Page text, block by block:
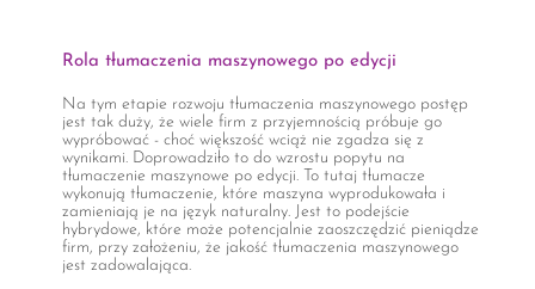
Rola tłumaczenia maszynowego po edycji
Na tym etapie rozwoju tłumaczenia maszynowego postęp
jest tak duży, że wiele firm z przyjemnością próbuje go
wypróbować - choć większość wciąż nie zgadza się z
wynikami. Doprowadziło to do wzrostu popytu na
tłumaczenie maszynowe po edycji. To tutaj tłumacze
wykonują tłumaczenie, które maszyna wyprodukowała i
zamieniają je na język naturalny. Jest to podejście
hybrydowe, które może potencjalnie zaoszczędzić pieniądze
firm, przy założeniu, że jakość tłumaczenia maszynowego
jest zadowalająca.